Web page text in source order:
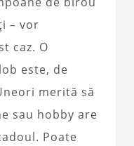
– vor
caz. O
este, de
merită să
sau hobby are
Poate